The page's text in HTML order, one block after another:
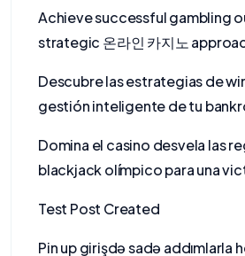
Achieve successful gambling
strategic 온라인 카지노
Descubre las estrategias de
gestión inteligente de tu
Domina el casino desvela las
blackjack olímpico para una
Test Post Created
Pin up girişdə sadə addımlarla